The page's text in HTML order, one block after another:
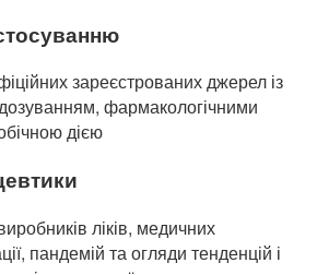
зареєстрованих джерел із
фармакологічними
дією
ліків, медичних
пандемій та огляди тенденцій і